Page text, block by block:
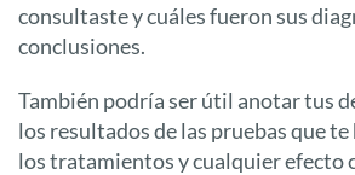
consultaste y cuáles fueron sus
conclusiones.
También podría ser útil anotar tus
los resultados de las pruebas que
los tratamientos y cualquier efecto